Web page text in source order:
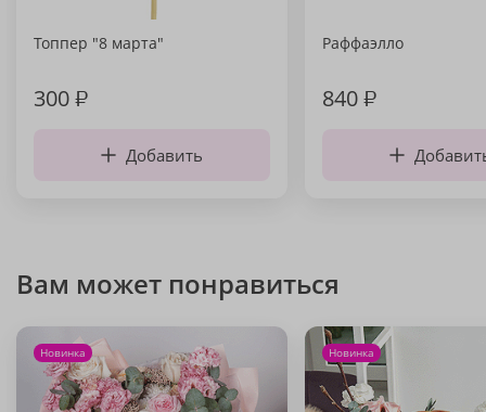
Топпер "8 марта"
300₽
Добавить
Раффаэлло
840₽
Вам может понравиться
Новинка Новинка